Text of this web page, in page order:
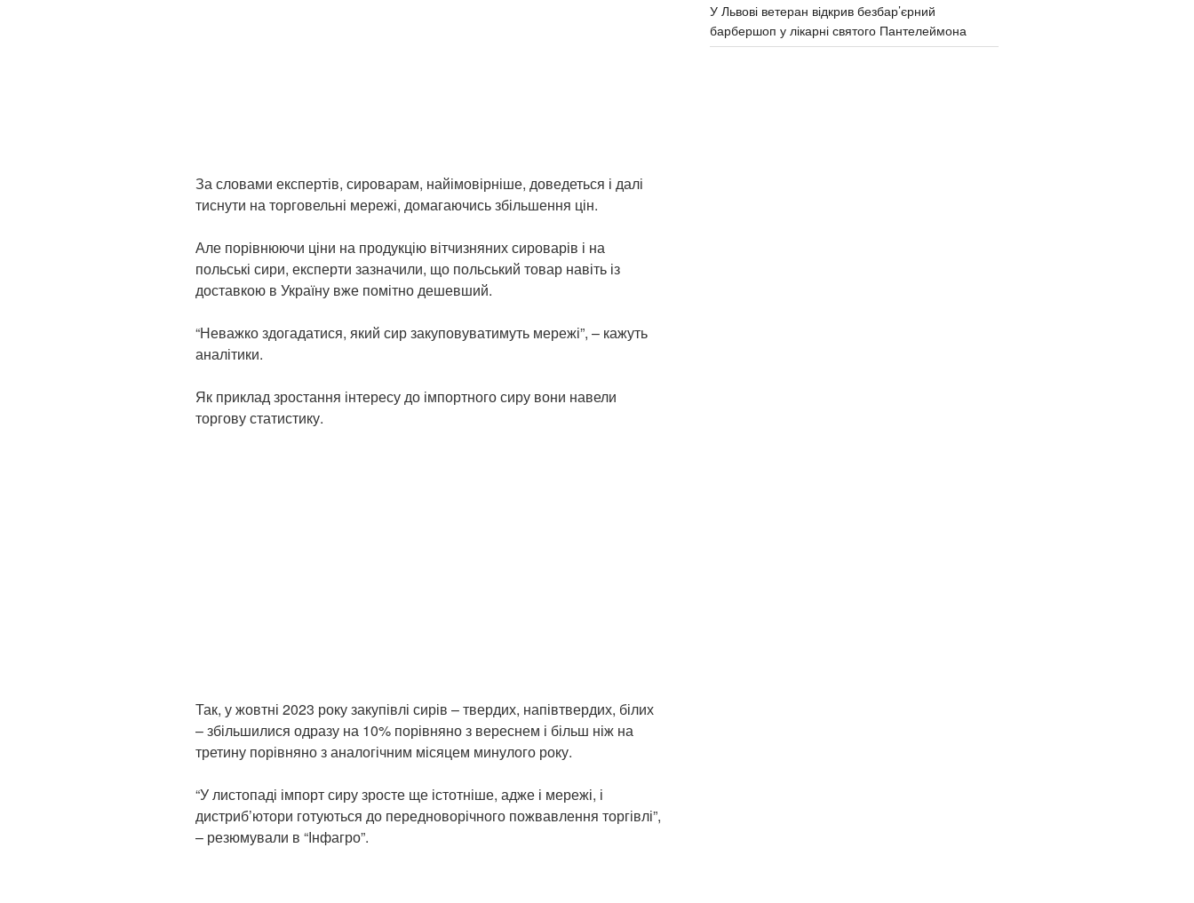
За словами експертів, сироварам, найімовірніше, доведеться і далі
тиснути на торговельні мережі, домагаючись збільшення цін.
Але порівнюючи ціни на продукцію вітчизняних сироварів і на
польські сири, експерти зазначили, що польський товар навіть із
доставкою в Україну вже помітно дешевший.
“Неважко здогадатися, який сир закуповуватимуть мережі”, – кажуть
аналітики.
Як приклад зростання інтересу до імпортного сиру вони навели
торгову статистику.
Так, у жовтні 2023 року закупівлі сирів – твердих, напівтвердих, білих
– збільшилися одразу на 10% порівняно з вереснем і більш ніж на
третину порівняно з аналогічним місяцем минулого року.
“У листопаді імпорт сиру зросте ще істотніше, адже і мережі, і
дистриб’ютори готуються до передноворічного пожвавлення торгівлі”,
– резюмували в “Інфагро”.
У Львові ветеран відкрив безбар’єрний
барбершоп у лікарні святого Пантелеймона